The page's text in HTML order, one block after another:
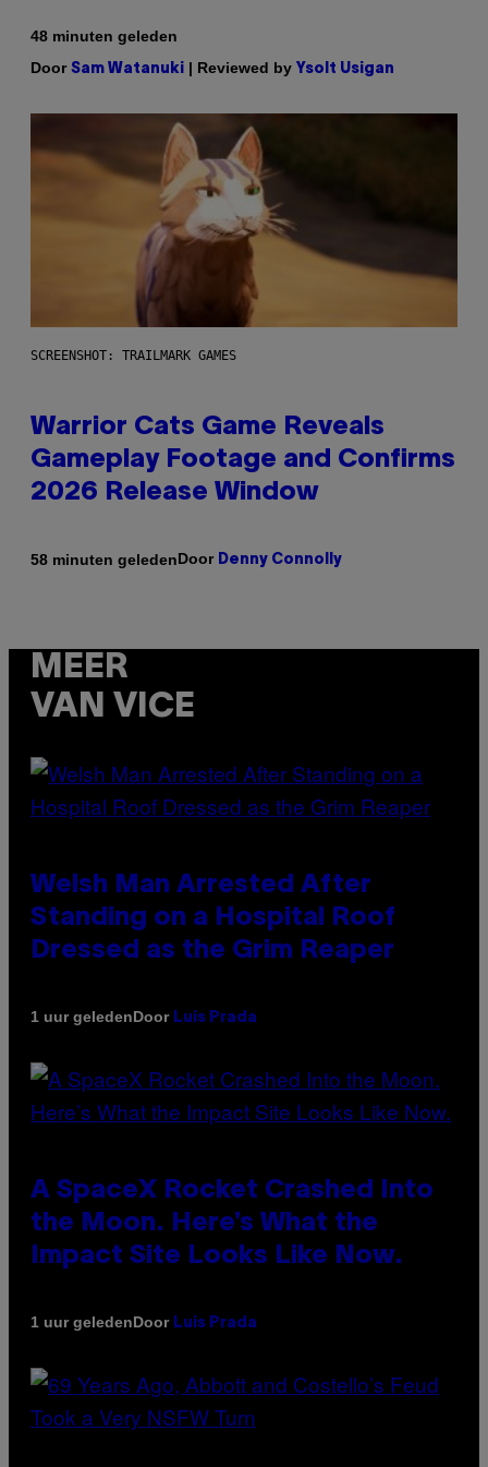
48 minuten geleden
Door Sam Watanuki | Reviewed by Ysolt Usigan
SCREENSHOT: TRAILMARK GAMES
Warrior Cats Game Reveals
Gameplay Footage and Confirms
2026 Release Window
58 minuten geledenDoor Denny Connolly
MEER
VAN VICE
Welsh Man Arrested After
Standing on a Hospital Roof
Dressed as the Grim Reaper
1 uur geledenDoor Luis Prada
A SpaceX Rocket Crashed Into
the Moon. Here’s What the
Impact Site Looks Like Now.
1 uur geledenDoor Luis Prada